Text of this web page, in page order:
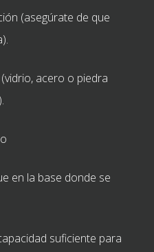
(asegúrate de que
acero o piedra
en la base donde se
suficiente para